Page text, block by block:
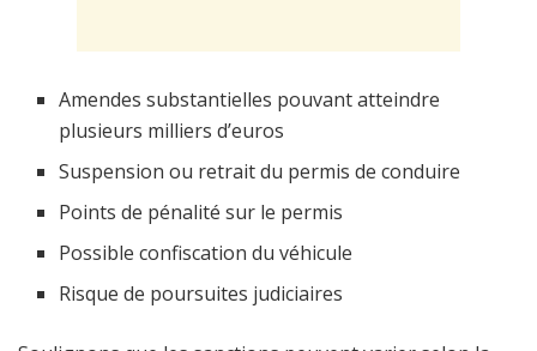
Amendes substantielles pouvant atteindre
plusieurs milliers d’euros
Suspension ou retrait du permis de conduire
Points de pénalité sur le permis
Possible confiscation du véhicule
Risque de poursuites judiciaires